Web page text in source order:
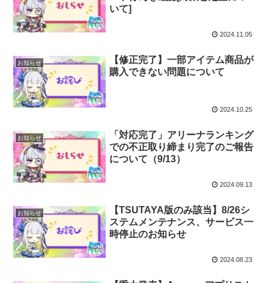
いて]
2024.11.05
お知らせ
【修正完了】一部アイテム商品が
購入できない問題について
2024.10.25
お知らせ
「対応完了」アリーナランキング
での不正取り締まり完了のご報告
について（9/13）
2024.09.13
お知らせ
【TSUTAYA版のみ該当】8/26シ
ステムメンテナンス、サービス一
時停止のお知らせ
2024.08.23